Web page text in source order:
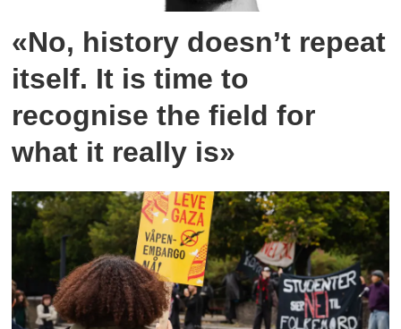
«No, history doesn’t repeat
itself. It is time to
recognise the field for
what it really is»